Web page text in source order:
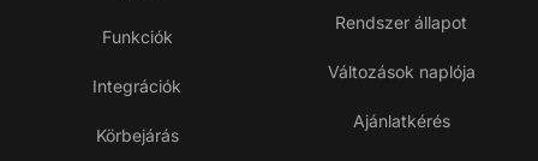
Funkciók
Integrációk
Körbejárás
Rendszer állapot
Változások naplója
Ajánlatkérés